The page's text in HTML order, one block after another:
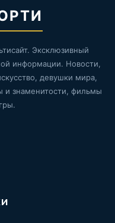
Эксклюзивный
информации. Новости,
девушки мира,
и знаменитости, фильмы